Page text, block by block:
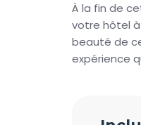
À la fin de
votre hôtel
beauté de
expérience